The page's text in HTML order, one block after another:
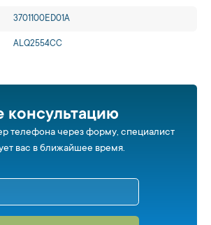
3701100ED01A
ALQ2554CC
консультацию
телефона через форму, специалист
вас в ближайшее время.